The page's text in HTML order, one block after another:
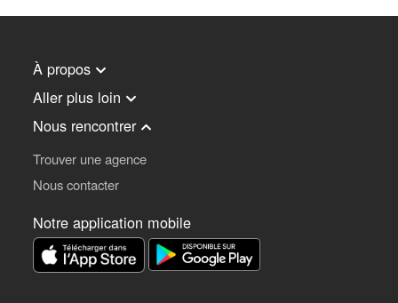
À propos
Aller plus loin
Nous rencontrer
Trouver une agence
Nous contacter
Notre application mobile